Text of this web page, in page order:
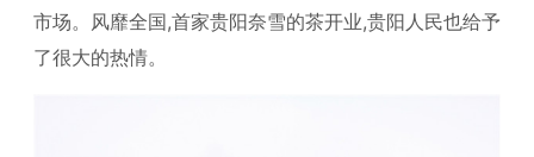
市场。风靡全国,首家贵阳奈雪的茶开业,贵阳人民也给予
了很大的热情。